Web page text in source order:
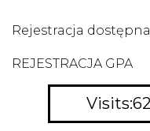
Rejestracja
REJESTRACJA GPA